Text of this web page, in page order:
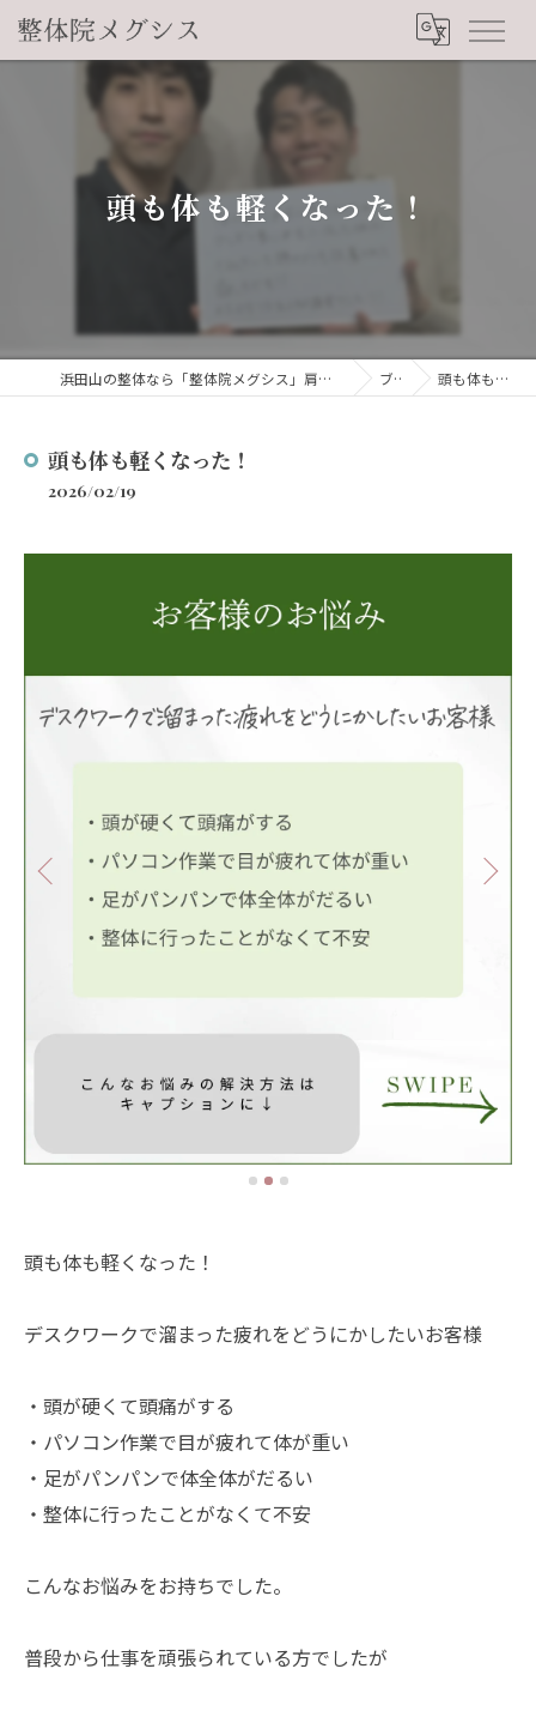
頭も体も軽くなった！
浜田山の整体なら「整体院メグシス」肩こり・腰痛・自律神経の悩みを睡眠から改善 ブログ 頭も体も軽くなった！
頭も体も軽くなった！
2026/02/19
頭も体も軽くなった！
デスクワークで溜まった疲れをどうにかしたいお客様
・頭が硬くて頭痛がする
・パソコン作業で目が疲れて体が重い
・足がパンパンで体全体がだるい
・整体に行ったことがなくて不安
こんなお悩みをお持ちでした。
普段から仕事を頑張られている方でしたが